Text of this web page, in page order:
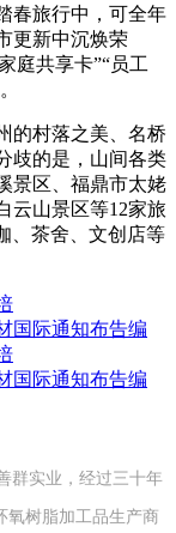
春旅行中，可全年
更新中沉焕荣
庭共享卡”“员工
村落之美、名桥
歧的是，山间各类
景区、福鼎市太姥
云山景区等12家旅
、茶舍、文创店等
国际通知布告编
国际通知布告编
群实业，经过三十年
氧树脂加工品生产商